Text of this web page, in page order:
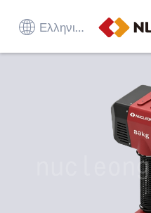
Ελληνικά